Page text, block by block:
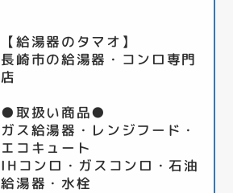
【給湯器のタマオ】
長崎市の給湯器・コンロ専門
店
●取扱い商品●
ガス給湯器・レンジフード・
エコキュート
IHコンロ・ガスコンロ・石油
給湯器・水栓